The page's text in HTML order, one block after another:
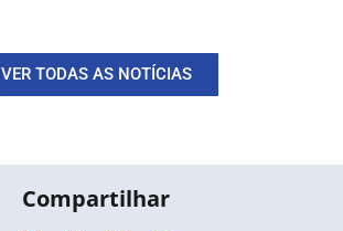
VER TODAS AS NOTÍCIAS
Compartilhar